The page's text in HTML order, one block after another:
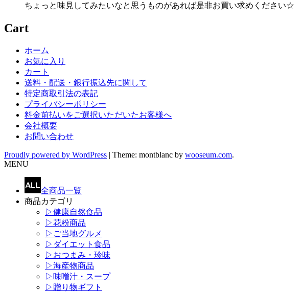
ちょっと味見してみたいなと思うものがあれば是非お買い求めください☆
Cart
ホーム
お気に入り
カート
送料・配送・銀行振込先に関して
特定商取引法の表記
プライバシーポリシー
料金前払いをご選択いただいたお客様へ
会社概要
お問い合わせ
Proudly powered by WordPress | Theme: montblanc by wooseum.com.
MENU
全商品一覧
商品カテゴリ
▷健康自然食品
▷花粉商品
▷ご当地グルメ
▷ダイエット食品
▷おつまみ・珍味
▷海産物商品
▷味噌汁・スープ
▷贈り物ギフト